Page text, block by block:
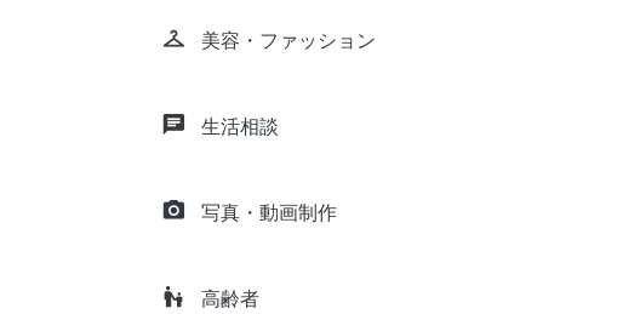
checkroom 美容・ファッション
chat 生活相談
camera_alt 写真・動画制作
escalator_warning 高齢者